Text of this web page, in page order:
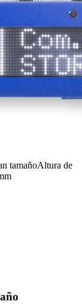
tamañoAltura de